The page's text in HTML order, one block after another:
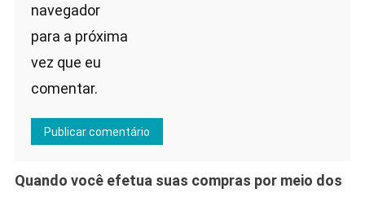
navegador
para a próxima
vez que eu
comentar.
Quando você efetua suas compras por meio dos